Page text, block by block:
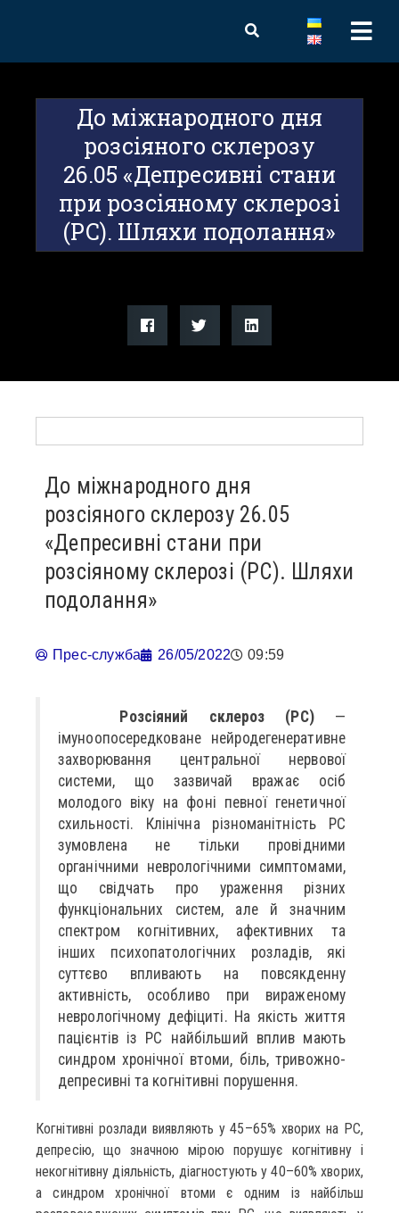
До міжнародного дня
розсіяного склерозу
26.05 «Депресивні стани
при розсіяному склерозі
(РС). Шляхи подолання»
До міжнародного дня
розсіяного склерозу 26.05
«Депресивні стани при
розсіяному склерозі (РС). Шляхи
подолання»
Прес-служба 26/05/2022 09:59
Розсіяний склероз (PC)—
імуноопосередковане нейродегенеративне
захворювання центральної нервової
системи, що зазвичай вражає осіб
молодого віку на фоні певної генетичної
схильності. Клінічна різноманітність РС
зумовлена не тільки провідними
органічними неврологічними симптомами,
що свідчать про ураження різних
функціональних систем, але й значним
спектром когнітивних, афективних та
інших психопатологічних розладів, які
суттєво впливають на повсякденну
активність, особливо при вираженому
неврологічному дефіциті. На якість життя
пацієнтів із РС найбільший вплив мають
синдром хронічної втоми, біль, тривожно-
депресивні та когнітивні порушення.
Когнітивні розлади виявляють у 45–65% хворих на РС,
депресію, що значною мірою порушує когнітивну і
некогнітивну діяльність, діагностують у 40–60% хворих,
а синдром хронічної втоми є одним із найбільш